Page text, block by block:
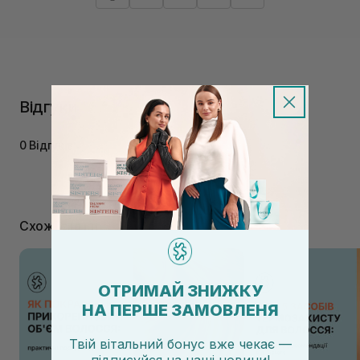
Відгуки
0 Відгуків
Схожі статті
ОТРИМАЙ ЗНИЖКУ
НА ПЕРШЕ ЗАМОВЛЕНЯ
Твій вітальний бонус вже чекає —